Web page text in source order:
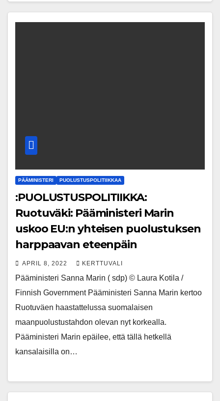
PÄÄMINISTERI PUOLUSTUSPOLITIIKKAA
:PUOLUSTUSPOLITIIKKA:
Ruotuväki: Pääministeri Marin
uskoo EU:n yhteisen puolustuksen
harppaavan eteenpäin
APRIL 8, 2022 KERTTUVALI
Pääministeri Sanna Marin ( sdp) © Laura Kotila /
Finnish Government Pääministeri Sanna Marin kertoo
Ruotuväen haastattelussa suomalaisen
maanpuolustustahdon olevan nyt korkealla.
Pääministeri Marin epäilee, että tällä hetkellä
kansalaisilla on…